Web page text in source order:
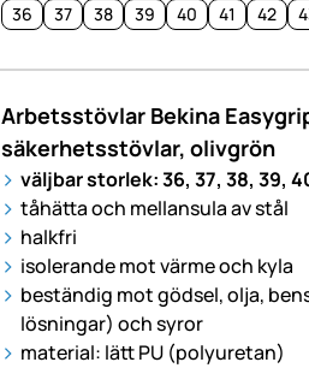
36 37 38 39 40 41 42
Arbetsstövlar Bekina
säkerhetsstövlar, olivgrön
väljbar storlek: 36, 37, 38, 39,
tåhätta och mellansula av stål
halkfri
isolerande mot värme och kyla
beständig mot gödsel, olja,
lösningar) och syror
material: lätt PU (polyuretan)